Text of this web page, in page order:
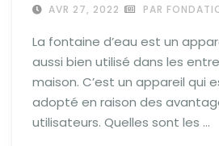
AVR 27, 2022 PAR
La fontaine d’eau est un
aussi bien utilisé dans les
maison. C’est un appareil qui
adopté en raison des
utilisateurs. Quelles sont les …